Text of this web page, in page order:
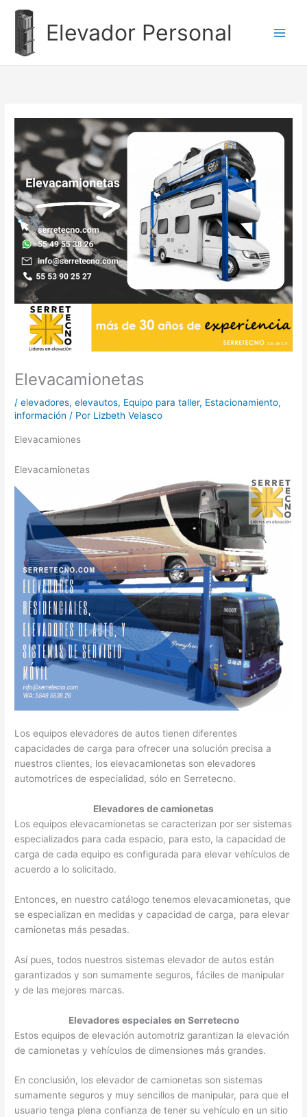
contenido
Elevador Personal
Elevacamionetas
/elevadores,elevautos, Equipo para taller, Estacionamiento,
información / Por Lizbeth Velasco
Elevacamiones
Elevacamionetas
Los equipos elevadores de autos tienen diferentes
capacidades de carga para ofrecer una solución precisa a
nuestros clientes, los elevacamionetas son elevadores
automotrices de especialidad, sólo en Serretecno.
Elevadores de camionetas
Los equipos elevacamionetas se caracterizan por ser sistemas
especializados para cada espacio, para esto, la capacidad de
carga de cada equipo es configurada para elevar vehículos de
acuerdo a lo solicitado.
Entonces, en nuestro catálogo tenemos elevacamionetas, que
se especializan en medidas y capacidad de carga, para elevar
camionetas más pesadas.
Así pues, todos nuestros sistemas elevador de autos están
garantizados y son sumamente seguros, fáciles de manipular
y de las mejores marcas.
Elevadores especiales en Serretecno
Estos equipos de elevación automotriz garantizan la elevación
de camionetas y vehículos de dimensiones más grandes.
En conclusión, los elevador de camionetas son sistemas
sumamente seguros y muy sencillos de manipular, para que el
usuario tenga plena confianza de tener su vehículo en un sitio